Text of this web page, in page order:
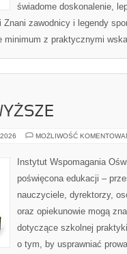
świadome doskonalenie,
zawodnicy i legendy
minimum z praktycznymi
MOŻLIWOŚĆ
Instytut Wspomagania
poświęcona edukacji –
nauczyciele, dyrektorzy,
oraz opiekunowie mogą
dotyczące szkolnej
o tym, by usprawniać